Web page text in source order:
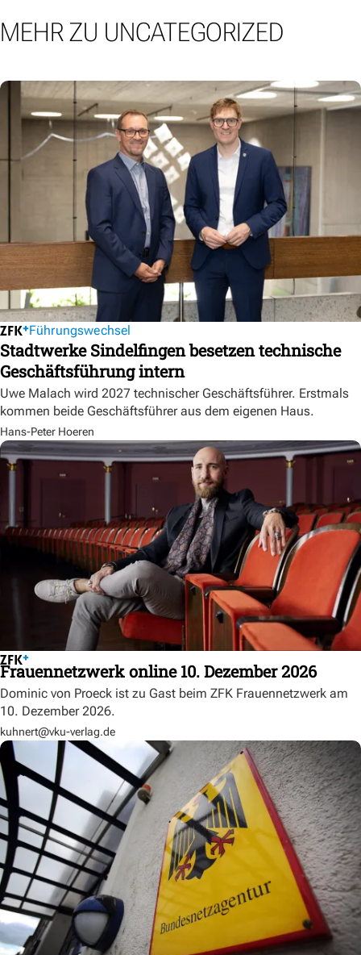
MEHR ZU UNCATEGORIZED
Führungswechsel
Stadtwerke Sindelfingen besetzen technische
Geschäftsführung intern
Uwe Malach wird 2027 technischer Geschäftsführer. Erstmals
kommen beide Geschäftsführer aus dem eigenen Haus.
Hans-Peter Hoeren
Frauennetzwerk online 10. Dezember 2026
Dominic von Proeck ist zu Gast beim ZFK Frauennetzwerk am
10. Dezember 2026.
kuhnert@vku-verlag.de